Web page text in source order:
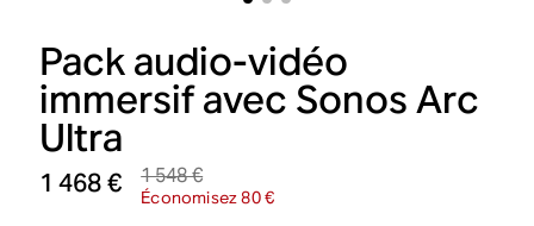
Pack audio-vidéo
immersif avec Sonos Arc
Ultra
1 468 € 1 548 €
Économisez 80 €